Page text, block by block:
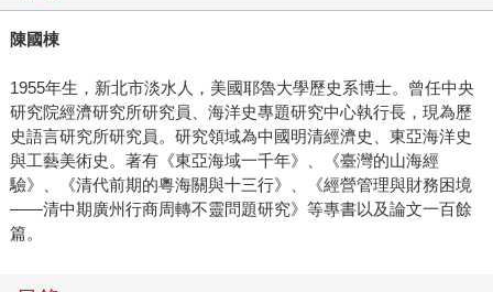
陳國棟
1955年生，新北市淡水人，美國耶魯大學歷史系博士。曾任中央
研究院經濟研究所研究員、海洋史專題研究中心執行長，現為歷
史語言研究所研究員。研究領域為中國明清經濟史、東亞海洋史
與工藝美術史。著有《東亞海域一千年》、《臺灣的山海經
驗》、《清代前期的粵海關與十三行》、《經營管理與財務困境
――清中期廣州行商周轉不靈問題研究》等專書以及論文一百餘
篇。